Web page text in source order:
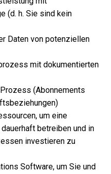
(d. h. Sie sind kein
Daten von potenziellen
mit dokumentierten
(Abonnements
um eine
betreiben und in
investieren zu
Software, um Sie und